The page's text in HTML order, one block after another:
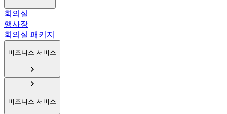
회의실
행사장
회의실 패키지
비즈니스 서비스
비즈니스 서비스